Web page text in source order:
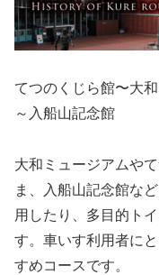
てつのくじら館〜大
～入船山記念館
大和ミュージアムや
ま、入船山記念館な
用したり、多目的ト
す。車いす利用者に
すめコースです。